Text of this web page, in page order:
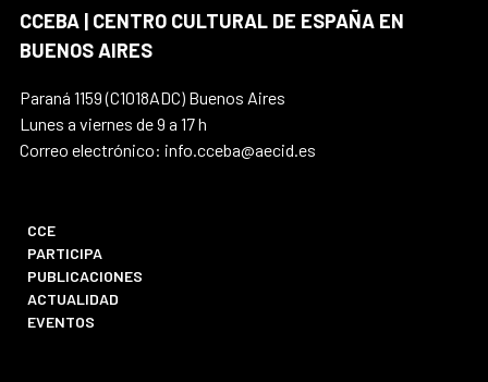
CCEBA | CENTRO CULTURAL DE ESPAÑA EN
BUENOS AIRES
Paraná 1159 (C1018ADC) Buenos Aires
Lunes a viernes de 9 a 17 h
Correo electrónico: info.cceba@aecid.es
CCE
PARTICIPA
PUBLICACIONES
ACTUALIDAD
EVENTOS